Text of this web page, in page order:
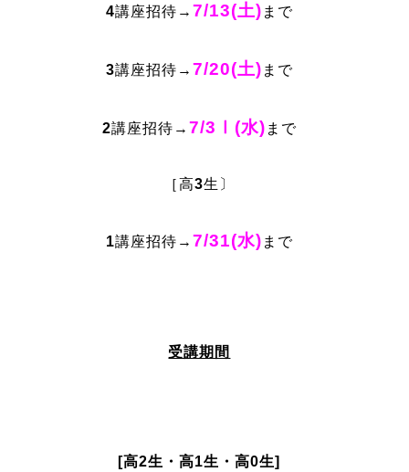
4講座招待→ 7/13(土) まで
3講座招待→ 7/20(土) まで
2講座招待→ 7/3Ⅰ(水) まで
［高3生〕
1講座招待→ 7/31(水) まで
受講期間
[高2生・高1生・高0生]